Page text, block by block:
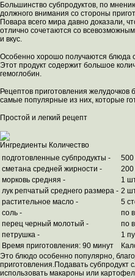
Большинство субпродуктов, по
должного внимания со стороны
Повара всего мира давно доказали,
отлично сочетаются со
и вкус.
Особенно хорошо получаются блюда
Этот продукт содержит большое
гемоглобин.
Рецептов приготовления
самые популярные из них, которые
Простой и легкий рецепт
Ингредиенты Количество
подготовленные субпродукты -
500
сметана средней жирности -
200
морковь средняя -
1
лук репчатый среднего размера - 2
растительное масло -
5
соль -
по
перец черный молотый -
по
петрушка -
1
Время приготовления: 90 минут
Это блюдо особенно популярно,
приготовления.Подавать субпродукт
использовать макароны или